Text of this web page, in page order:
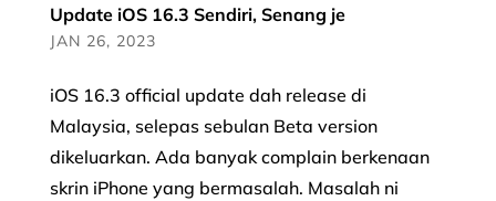
Update iOS 16.3 Sendiri, Senang je
JAN 26, 2023
iOS 16.3 official update dah release di
Malaysia, selepas sebulan Beta version
dikeluarkan. Ada banyak complain berkenaan
skrin iPhone yang bermasalah. Masalah ni